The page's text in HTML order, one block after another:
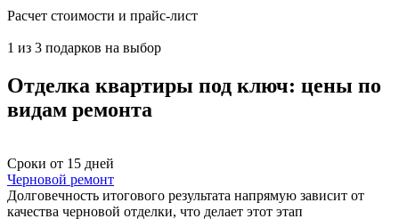
Расчет стоимости и прайс-лист
1 из 3 подарков на выбор
Отделка квартиры под ключ: цены по
видам ремонта
Сроки от 15 дней
Черновой ремонт
Долговечность итогового результата напрямую зависит от
качества черновой отделки, что делает этот этап